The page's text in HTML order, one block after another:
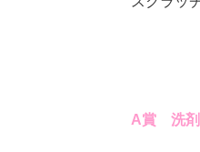
A賞 洗剤